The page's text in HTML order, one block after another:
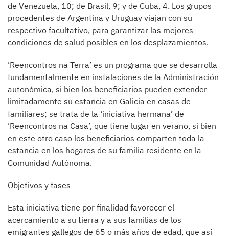
de Venezuela, 10; de Brasil, 9; y de Cuba, 4. Los grupos
procedentes de Argentina y Uruguay viajan con su
respectivo facultativo, para garantizar las mejores
condiciones de salud posibles en los desplazamientos.
‘Reencontros na Terra’ es un programa que se desarrolla
fundamentalmente en instalaciones de la Administración
autonómica, si bien los beneficiarios pueden extender
limitadamente su estancia en Galicia en casas de
familiares; se trata de la ‘iniciativa hermana’ de
‘Reencontros na Casa’, que tiene lugar en verano, si bien
en este otro caso los beneficiarios comparten toda la
estancia en los hogares de su familia residente en la
Comunidad Autónoma.
Objetivos y fases
Esta iniciativa tiene por finalidad favorecer el
acercamiento a su tierra y a sus familias de los
emigrantes gallegos de 65 o más años de edad, que así